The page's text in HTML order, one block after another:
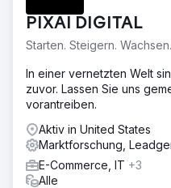
PIXAI DIGITAL
Starten. Steigern. Wachsen.
In einer vernetzten Welt
zuvor. Lassen Sie uns
vorantreiben.
Aktiv in United States
Marktforschung,
E-Commerce, IT +3
Alle